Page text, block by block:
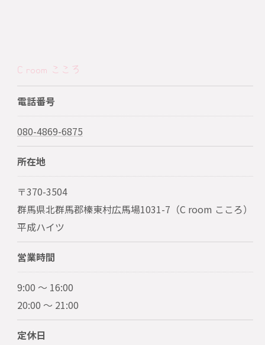
C room こころ
電話番号
080-4869-6875
所在地
〒370-3504
群馬県北群馬郡榛東村広馬場1031-7（C room こころ）
平成ハイツ
営業時間
9:00 〜 16:00
20:00 ～ 21:00
定休日